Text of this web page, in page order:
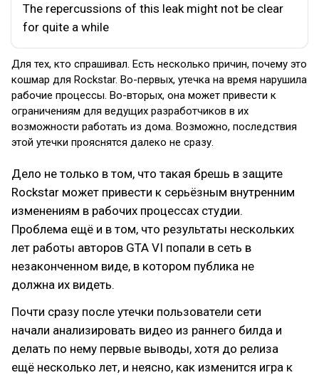
The repercussions of this leak might not be clear
for quite a while
Для тех, кто спрашивал. Есть несколько причин, почему это
кошмар для Rockstar. Во-первых, утечка на время нарушила
рабочие процессы. Во-вторых, она может привести к
ограничениям для ведущих разработчиков в их
возможности работать из дома. Возможно, последствия
этой утечки прояснятся далеко не сразу.
Дело не только в том, что такая брешь в защите
Rockstar может привести к серьёзным внутренним
изменениям в рабочих процессах студии.
Проблема ещё и в том, что результаты нескольких
лет работы авторов GTA VI попали в сеть в
незаконченном виде, в котором публика не
должна их видеть.
Почти сразу после утечки пользователи сети
начали анализировать видео из раннего билда и
делать по нему первые выводы, хотя до релиза
ещё несколько лет, и неясно, как изменится игра к